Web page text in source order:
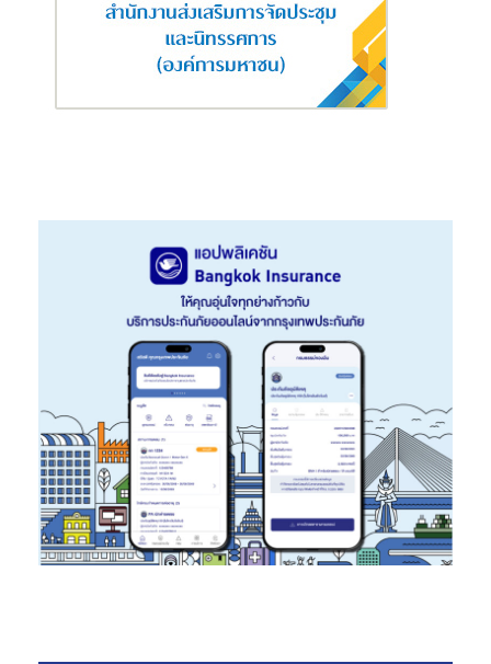
ผู้สนใจประกันออมคุ้มคอมโบ สมัครง่าย ไม่ต้องตรวจสุขภาพ ไม่ต้อง
ตอบคำถามสุขภาพ และเบี้ยฯ คงที่ไม่ปรับตามอายุ